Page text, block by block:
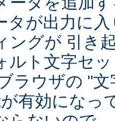
タが出力に
ングが 引き
ルト文字セ
ラウザの "
有効になっ